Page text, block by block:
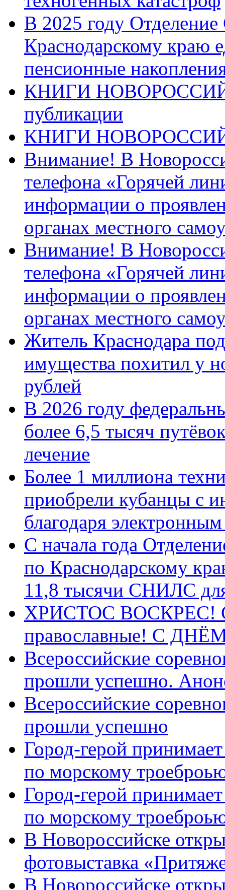
В 2025 году
Краснодарскому краю
пенсионные
КНИГИ
публикации
КНИГИ
Внимание! В
телефона «Горячей
информации о
органах местного
Внимание! В
телефона «Горячей
информации о
органах местного
Житель Краснодара
имущества похитил у
рублей
В 2026 году
более 6,5 тысяч
лечение
Более 1 миллиона
приобрели кубанцы с
благодаря
С начала года
по Краснодарскому
11,8 тысячи СНИЛС
ХРИСТОС ВОСКРЕС! С
православные! C
Всероссийские
прошли успешно.
Всероссийские
прошли успешно
Город-герой
по морскому
Город-герой
по морскому
В Новороссийске
фотовыставка
В Новороссийске